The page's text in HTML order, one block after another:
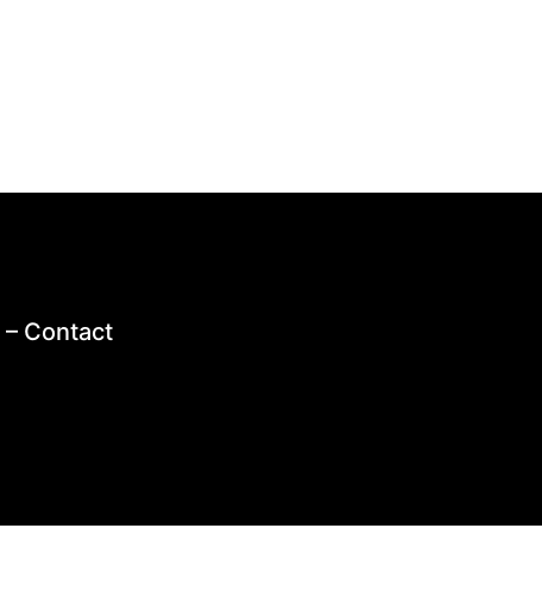
– Contact